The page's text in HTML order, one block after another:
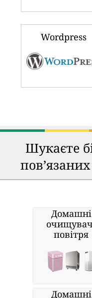
Wordpress
Шукаєте
Домашні
повітря
Домашні